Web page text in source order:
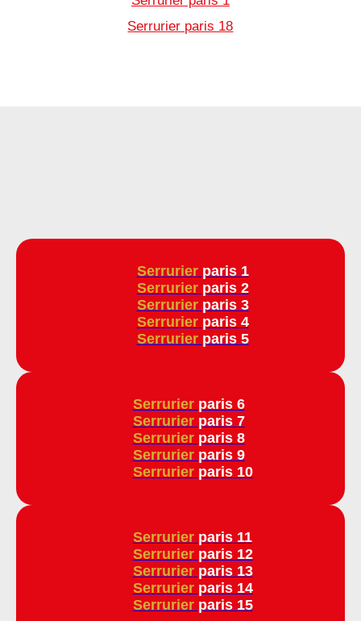
Serrurier paris 18
Serrurier paris 1
Serrurier paris 2
Serrurier paris 3
Serrurier paris 4
Serrurier paris 5
Serrurier paris 6
Serrurier paris 7
Serrurier paris 8
Serrurier paris 9
Serrurier paris 10
Serrurier paris 11
Serrurier paris 12
Serrurier paris 13
Serrurier paris 14
Serrurier paris 15